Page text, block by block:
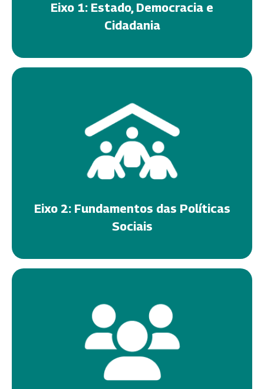
Eixo 1: Estado, Democracia e
Cidadania
Eixo 2: Fundamentos das Políticas
Sociais